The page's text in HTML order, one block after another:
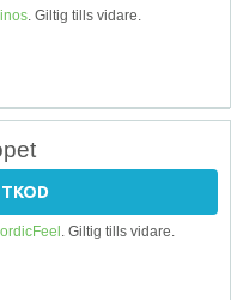
. Giltig tills vidare.
. Giltig tills vidare.